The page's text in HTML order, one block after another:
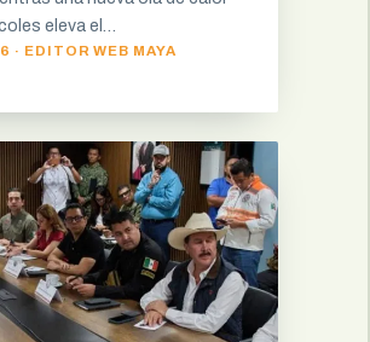
eleva el…
· EDITOR WEB MAYA